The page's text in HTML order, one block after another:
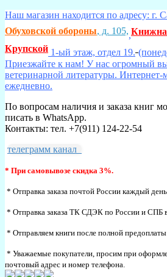
Наш магазин находится по адресу: г.
Обуховской обороны, д. 105,,
Крупской 1-ый этаж, отдел 19.
Приезжайте к нам! У нас огромный
ветеринарной литературы. Интернет-
ежедневно.
По вопросам наличия и заказа книг
писать в WhatsApp.
Контакты: тел. +7(911) 124-22-54
телеграмм канал
* При самовывозе скидка 3%.
* Отправка заказа почтой России каждый
* Отправка заказа ТК СДЭК по России и СПБ
* Отправляем книги после полной предоплаты
* Уважаемые покупатели, просим при
почтовый адрес и номер телефона.